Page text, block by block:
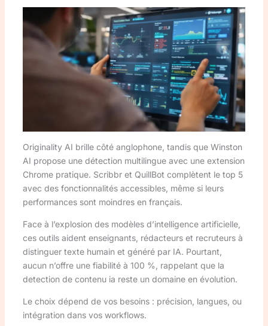
Originality AI brille côté anglophone, tandis que Winston
AI propose une détection multilingue avec une extension
Chrome pratique. Scribbr et QuillBot complètent le top 5
avec des fonctionnalités accessibles, même si leurs
performances sont moindres en français.
Face à l’explosion des modèles d’intelligence artificielle,
ces outils aident enseignants, rédacteurs et recruteurs à
distinguer texte humain et généré par IA. Pourtant,
aucun n’offre une fiabilité à 100 %, rappelant que la
detection de contenu ia reste un domaine en évolution.
Le choix dépend de vos besoins : précision, langues, ou
intégration dans vos workflows.